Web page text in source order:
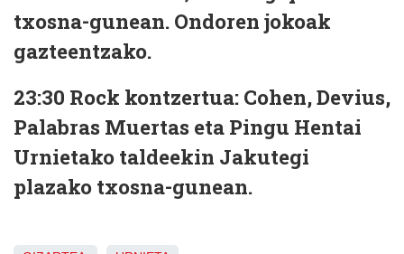
txosna-gunean. Ondoren jokoak
gazteentzako.
23:30 Rock kontzertua: Cohen, Devius,
Palabras Muertas eta Pingu Hentai
Urnietako taldeekin Jakutegi
plazako txosna-gunean.